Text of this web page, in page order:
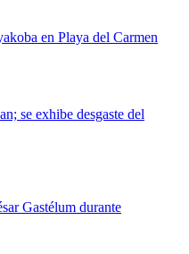
en Playa del Carmen
se exhibe desgaste del
Gastélum durante